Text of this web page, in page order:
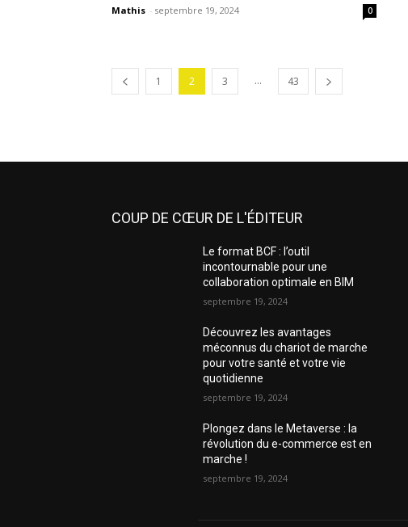
Mathis - septembre 19, 2024 0
1 2 3 ... 43
COUP DE CŒUR DE L'ÉDITEUR
Le format BCF : l’outil
incontournable pour une
collaboration optimale en BIM
septembre 19, 2024
Découvrez les avantages
méconnus du chariot de marche
pour votre santé et votre vie
quotidienne
septembre 19, 2024
Plongez dans le Metaverse : la
révolution du e-commerce est en
marche !
septembre 19, 2024